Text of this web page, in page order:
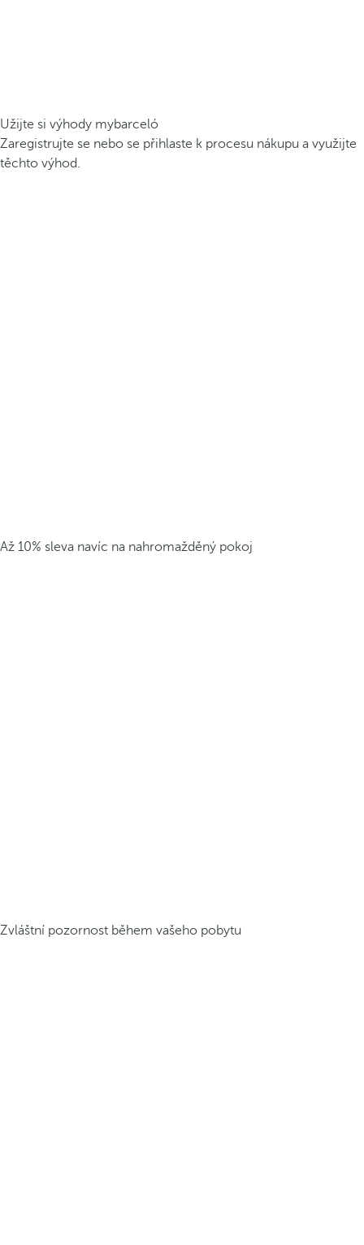
Užijte si výhody mybarceló
Zaregistrujte se nebo se přihlaste k procesu nákupu a využijte
těchto výhod.
Až 10% sleva navíc na nahromažděný pokoj
Zvláštní pozornost během vašeho pobytu